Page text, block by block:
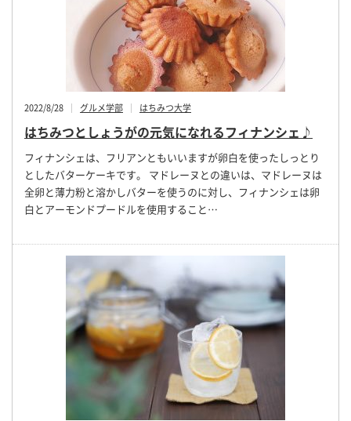
2022/8/28 グルメ学部 はちみつ大学
はちみつとしょうがの元気になれるフィナンシェ♪
フィナンシェは、フリアンともいいますが卵白を使ったしっとり
としたバターケーキです。 マドレーヌとの違いは、マドレーヌは
全卵と薄力粉と溶かしバターを使うのに対し、フィナンシェは卵
白とアーモンドプードルを使用すること…